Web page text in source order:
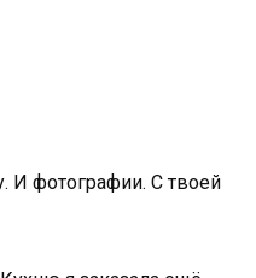
И фотографии. С твоей